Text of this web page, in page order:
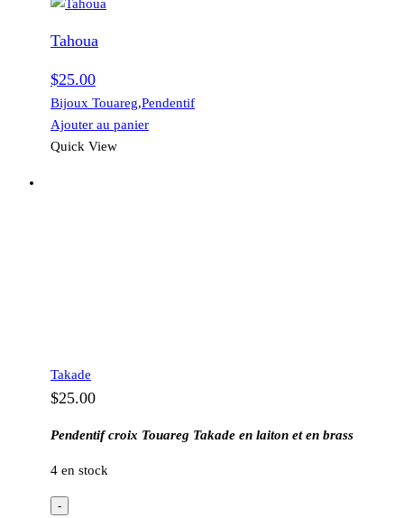
Tahoua
$25.00
Bijoux Touareg,Pendentif
Ajouter au panier
Quick View
Takade
$25.00
Pendentif croix Touareg Takade en laiton et en brass
4 en stock
-